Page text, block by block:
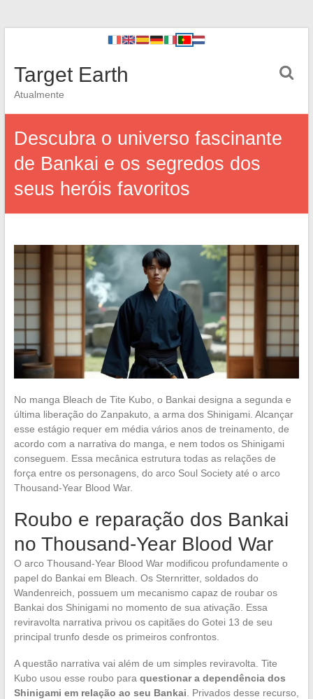
Target Earth
Atualmente
Descubra o universo fascinante
de Bankai e os segredos dos
seus heróis favoritos
No manga Bleach de Tite Kubo, o Bankai designa a segunda e
última liberação do Zanpakuto, a arma dos Shinigami. Alcançar
esse estágio requer em média vários anos de treinamento, de
acordo com a narrativa do manga, e nem todos os Shinigami
conseguem. Essa mecânica estrutura todas as relações de
força entre os personagens, do arco Soul Society até o arco
Thousand-Year Blood War.
Roubo e reparação dos Bankai
no Thousand-Year Blood War
O arco Thousand-Year Blood War modificou profundamente o
papel do Bankai em Bleach. Os Sternritter, soldados do
Wandenreich, possuem um mecanismo capaz de roubar os
Bankai dos Shinigami no momento de sua ativação. Essa
reviravolta narrativa privou os capitães do Gotei 13 de seu
principal trunfo desde os primeiros confrontos.
A questão narrativa vai além de um simples reviravolta. Tite
Kubo usou esse roubo para questionar a dependência dos
Shinigami em relação ao seu Bankai . Privados desse recurso,